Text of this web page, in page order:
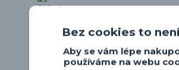
Bez cookies to
Aby se vám lépe
používáme na webu